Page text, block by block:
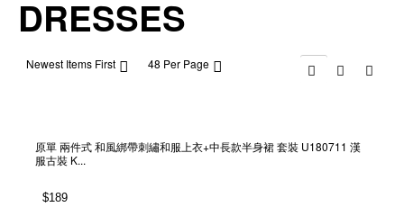
DRESSES
Newest Items First 48 Per Page
原單 兩件式 和風綁帶刺繡和服上衣+中長款半身裙 套裝 U180711 漢
服古裝 K...
$189